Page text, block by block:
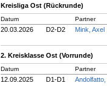
Kreisliga Ost (Rückrunde)
Datum Partner
20.03.2026 D2-D2 Mink, Axel
2. Kreisklasse Ost (Vorrunde)
Datum Partner
12.09.2025 D1-D1